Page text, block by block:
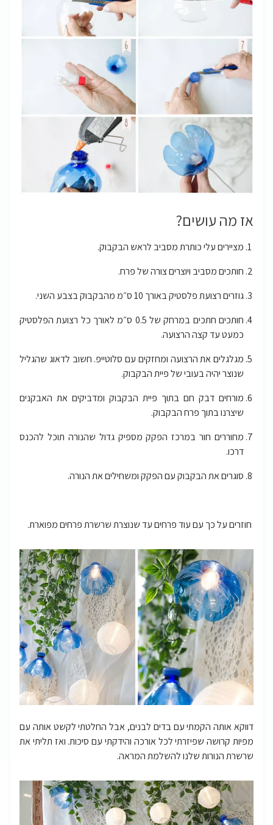
אז מה עושים?
מציירים עלי כותרת מסביב לראש הבקבוק.
חותכים מסביב ויוצרים צורה של פרח.
גוזרים רצועת פלסטיק באורך 10 ס״מ מהבקבוק בצבע השני.
חותכים חתכים במרחק של 0.5 ס״מ לאורך כל רצועת הפלסטיק
כמעט עד קצה הרצועה.
מגלגלים את הרצועה ומחזקים עם סלוטייפ. חשוב לדאוג שהגליל
שנוצר יהיה בעובי של פיית הבקבוק.
מורחים דבק חם בתוך פיית הבקבוק ומדביקים את האבקנים
שיצרנו בתוך פרח הבקבוק.
מחוררים חור במרכז הפקק מספיק גדול שהנורה תוכל להכנס
דרכו.
סוגרים את הבקבוק עם הפקק ומשחילים את הנורה.
חוזרים על כך עם עוד פרחים עד שנוצרת שרשרת פרחים מפוארת.
דווקא אותה הקמתי עם בדים לבנים, אבל החלטתי לקשט אותה עם
מפיות קרושה שפיזרתי לכל אורכה והידקתי עם סיכות. ואז תליתי את
שרשרת הנורות שלנו להשלמת המראה.